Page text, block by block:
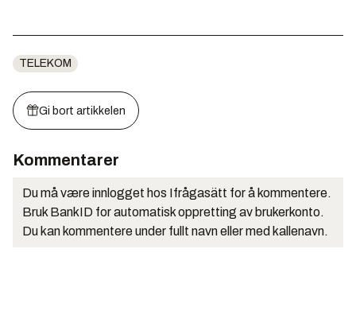
TELEKOM
Gi bort artikkelen
Kommentarer
Du må være innlogget hos Ifrågasätt for å kommentere.
Bruk BankID for automatisk oppretting av brukerkonto.
Du kan kommentere under fullt navn eller med kallenavn.